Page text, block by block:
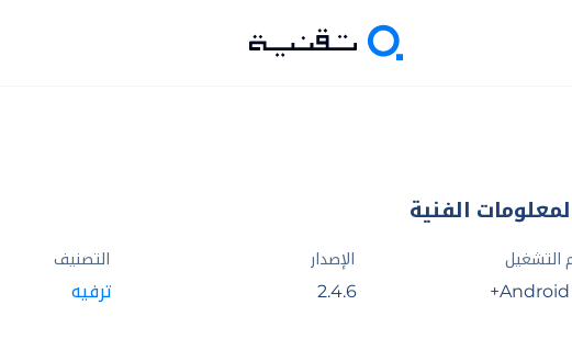
الفنية
التشغيل
Android
الإصدار
2.4.6
التصنيف
ترفيه